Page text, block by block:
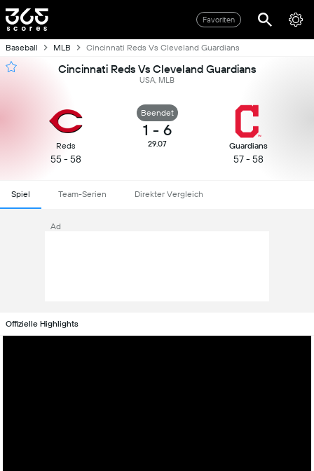
Favoriten
Baseball MLB Cincinnati Reds Vs Cleveland Guardians
Cincinnati Reds Vs Cleveland Guardians
USA, MLB
Reds
55 - 58
Beendet
1 - 6
29.07 Guardians
57 - 58
Spiel Team-Serien Direkter Vergleich
Ad
Offizielle Highlights